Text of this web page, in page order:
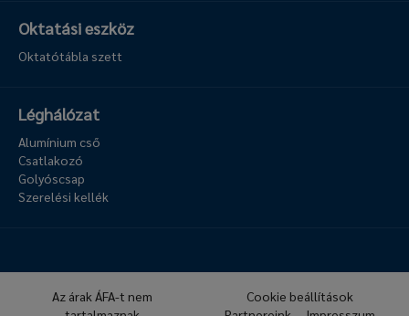
Oktatási eszköz
Oktatótábla szett
Léghálózat
Alumínium cső
Csatlakozó
Golyóscsap
Szerelési kellék
Az árak ÁFA-t nem
Cookie beállítások